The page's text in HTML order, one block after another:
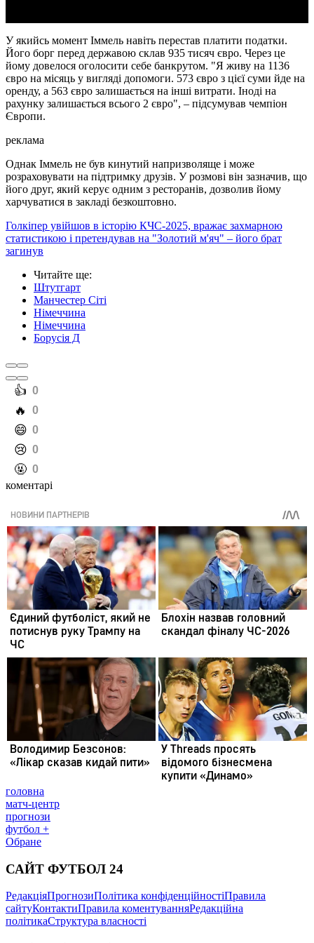
У якийсь момент Іммель навіть перестав платити податки.
Його борг перед державою склав 935 тисяч євро. Через це
йому довелося оголосити себе банкрутом. "Я живу на 1136
євро на місяць у вигляді допомоги. 573 євро з цієї суми йде на
оренду, а 563 євро залишається на інші витрати. Іноді на
рахунку залишається всього 2 євро", – підсумував чемпіон
Європи.
реклама
Однак Іммель не був кинутий напризволяще і може
розраховувати на підтримку друзів. У розмові він зазначив, що
його друг, який керує одним з ресторанів, дозволив йому
харчуватися в закладі безкоштовно.
Голкіпер увійшов в історію КЧС-2025, вражає захмарною
статистикою і претендував на "Золотий м'яч" – його брат
загинув
Читайте ще:
Штутгарт
Манчестер Сіті
Німеччина
Німеччина
Борусія Д
️👍 0
️🔥 0
️😄 0
️😢 0
️🤬 0
коментарі
головна
матч-центр
прогнози
футбол +
Обране
САЙТ ФУТБОЛ 24
РедакціяПрогнозиПолітика конфіденційностіПравила
сайтуКонтактиПравила коментуванняРедакційна
політикаСтруктура власності